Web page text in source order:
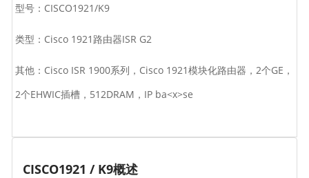
型号：CISCO1921/K9
类型：Cisco 1921路由器ISR G2
其他：Cisco ISR 1900系列，Cisco 1921模块化路由器，2个GE，
2个EHWIC插槽，512DRAM，IP ba<x>se
CISCO1921 / K9概述